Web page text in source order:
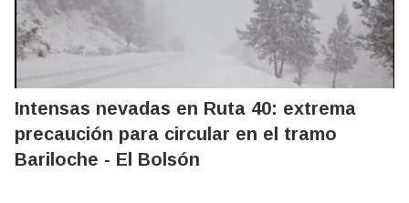
Intensas nevadas en Ruta 40: extrema
precaución para circular en el tramo
Bariloche - El Bolsón